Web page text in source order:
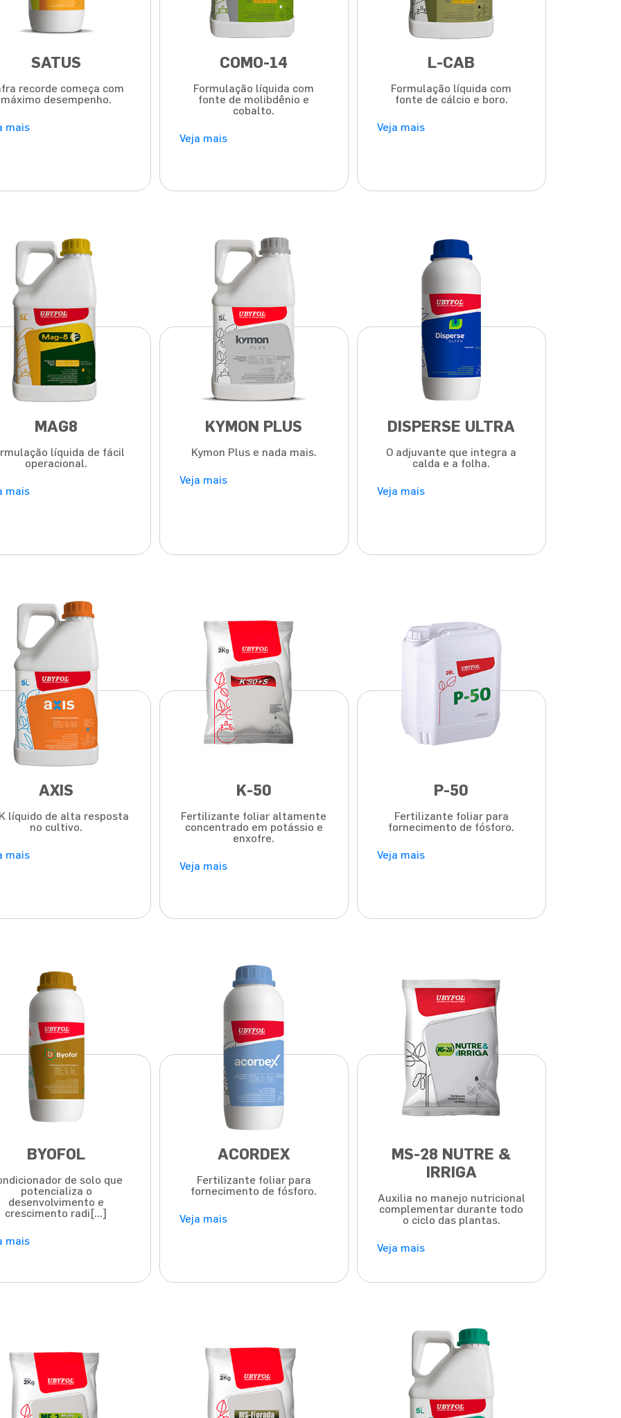
SATUS
recorde começa com
máximo desempenho.
mais
COMO-14
Formulação líquida com
fonte de molibdênio e
cobalto.
Veja mais
L-CAB
Formulação líquida com
fonte de cálcio e boro.
Veja mais
MAG8
líquida de fácil
operacional.
mais
KYMON PLUS
Kymon Plus e nada mais.
Veja mais
DISPERSE ULTRA
O adjuvante que integra a
calda e a folha.
Veja mais
AXIS
líquido de alta resposta
no cultivo.
mais
K-50
Fertilizante foliar altamente
concentrado em potássio e
enxofre.
Veja mais
P-50
Fertilizante foliar para
fornecimento de fósforo.
Veja mais
BYOFOL
de solo que
potencializa o
desenvolvimento e
crescimento radi[...]
mais
ACORDEX
Fertilizante foliar para
fornecimento de fósforo.
Veja mais
MS-28 NUTRE &
IRRIGA
Auxilia no manejo nutricional
complementar durante todo
o ciclo das plantas.
Veja mais